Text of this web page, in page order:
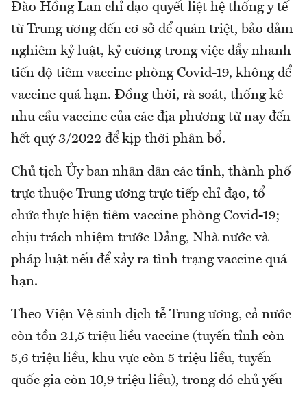
Đào Hồng Lan chỉ đạo quyết liệt hệ thống y tế
từ Trung ương đến cơ sở để quán triệt, bảo đảm
nghiêm kỷ luật, kỷ cương trong việc đẩy nhanh
tiến độ tiêm vaccine phòng Covid-19, không để
vaccine quá hạn. Đồng thời, rà soát, thống kê
nhu cầu vaccine của các địa phương từ nay đến
hết quý 3/2022 để kịp thời phân bổ.
Chủ tịch Ủy ban nhân dân các tỉnh, thành phố
trực thuộc Trung ương trực tiếp chỉ đạo, tổ
chức thực hiện tiêm vaccine phòng Covid-19;
chịu trách nhiệm trước Đảng, Nhà nước và
pháp luật nếu để xảy ra tình trạng vaccine quá
hạn.
Theo Viện Vệ sinh dịch tễ Trung ương, cả nước
còn tồn 21,5 triệu liều vaccine (tuyến tỉnh còn
5,6 triệu liều, khu vực còn 5 triệu liều, tuyến
quốc gia còn 10,9 triệu liều), trong đó chủ yếu